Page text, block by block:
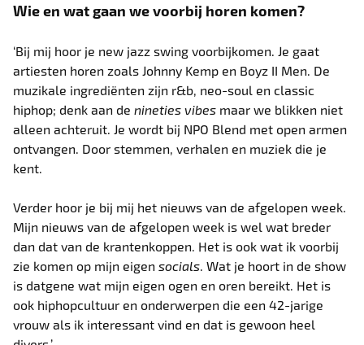
Wie en wat gaan we voorbij horen komen?
‘Bij mij hoor je new jazz swing voorbijkomen. Je gaat
artiesten horen zoals Johnny Kemp en Boyz II Men. De
muzikale ingrediënten zijn r&b, neo-soul en classic
hiphop; denk aan denineties vibes maar we blikken niet
alleen achteruit. Je wordt bij NPO Blend met open armen
ontvangen. Door stemmen, verhalen en muziek die je
kent.
Verder hoor je bij mij het nieuws van de afgelopen week.
Mijn nieuws van de afgelopen week is wel wat breder
dan dat van de krantenkoppen. Het is ook wat ik voorbij
zie komen op mijn eigensocials. Wat je hoort in de show
is datgene wat mijn eigen ogen en oren bereikt. Het is
ook hiphopcultuur en onderwerpen die een 42-jarige
vrouw als ik interessant vind en dat is gewoon heel